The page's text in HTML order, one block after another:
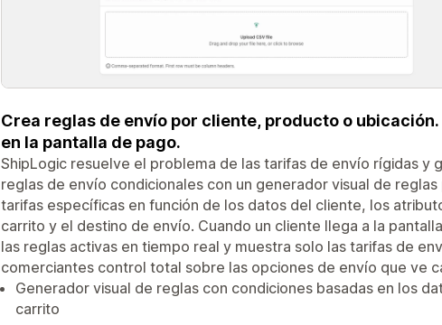
Crea reglas de envío por cliente, producto o
en la pantalla de pago.
ShipLogic resuelve el problema de las tarifas de envío rígidas y
reglas de envío condicionales con un generador visual de
tarifas específicas en función de los datos del cliente, los
carrito y el destino de envío. Cuando un cliente llega a la
las reglas activas en tiempo real y muestra solo las tarifas de
comerciantes control total sobre las opciones de envío que ve
Generador visual de reglas con condiciones basadas en los
carrito